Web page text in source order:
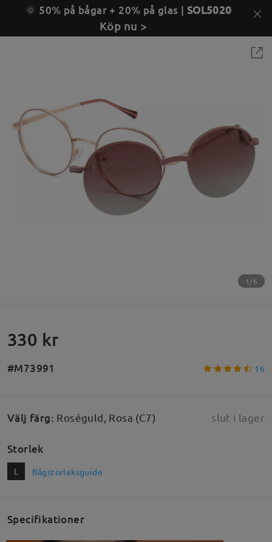
🌞 50% på bågar + 20% på glas | SOL5020
Köp nu >
1/6
330 kr
#M73991 16
Välj färg: Roséguld, Rosa (C7) slut i lager
Storlek
L Bågstorleksguide
Specifikationer